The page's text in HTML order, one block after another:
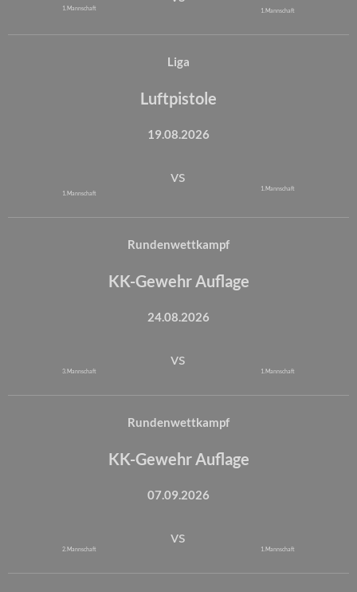
1. Mannschaft 1. Mannschaft
Liga
Luftpistole
19.08.2026
1. Mannschaft
vs
1. Mannschaft
Rundenwettkampf
KK-Gewehr Auflage
24.08.2026
3. Mannschaft
vs
1. Mannschaft
Rundenwettkampf
KK-Gewehr Auflage
07.09.2026
2. Mannschaft
vs
1. Mannschaft